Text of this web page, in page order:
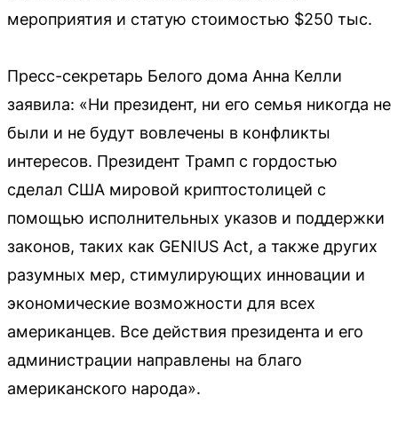
мероприятия и статую стоимостью $250 тыс.
Пресс-секретарь Белого дома Анна Келли
заявила: «Ни президент, ни его семья никогда не
были и не будут вовлечены в конфликты
интересов. Президент Трамп с гордостью
сделал США мировой криптостолицей с
помощью исполнительных указов и поддержки
законов, таких как GENIUS Act, а также других
разумных мер, стимулирующих инновации и
экономические возможности для всех
американцев. Все действия президента и его
администрации направлены на благо
американского народа».